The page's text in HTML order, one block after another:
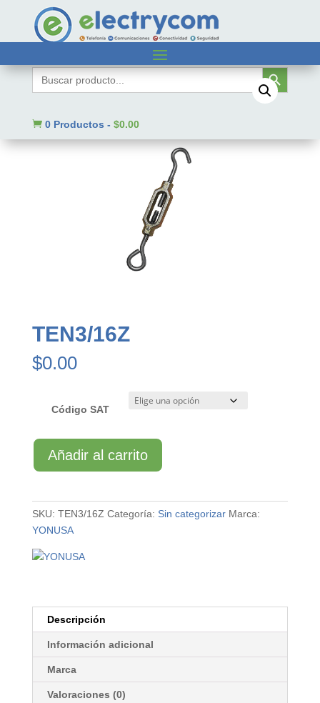
Buscar: Botón de búsqueda
 0 Productos - $0.00
/ TEN3/16Z
TEN3/16Z
$0.00
Código SAT
TEN3/16Z
cantidad
Añadir al carrito
SKU: TEN3/16Z Categoría: Sin categorizar Marca:
YONUSA
Descripción
Información adicional
Marca
Valoraciones (0)